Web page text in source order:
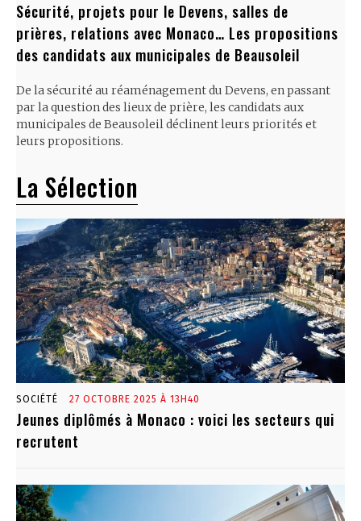
Sécurité, projets pour le Devens, salles de
prières, relations avec Monaco… Les propositions
des candidats aux municipales de Beausoleil
De la sécurité au réaménagement du Devens, en passant
par la question des lieux de prière, les candidats aux
municipales de Beausoleil déclinent leurs priorités et
leurs propositions.
La Sélection
SOCIÉTÉ 27 OCTOBRE 2025 À 13H40
Jeunes diplômés à Monaco : voici les secteurs qui
recrutent